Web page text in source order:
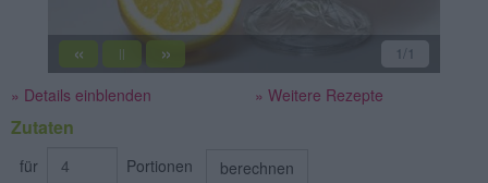
« || » 1/1
» Details einblenden » Weitere Rezepte
Zutaten
für Portionen berechnen